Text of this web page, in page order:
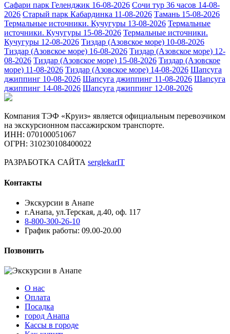
Сафари парк Геленджик 16-08-2026 Сочи тур 36 часов 14-08-
2026 Старый парк Кабардинка 11-08-2026 Тамань 15-08-2026
Термальные источники. Кучугуры 13-08-2026 Термальные
источники. Кучугуры 15-08-2026 Термальные источники.
Кучугуры 12-08-2026 Тиздар (Азовское море) 10-08-2026
Тиздар (Азовское море) 16-08-2026 Тиздар (Азовское море) 12-
08-2026 Тиздар (Азовское море) 15-08-2026 Тиздар (Азовское
море) 11-08-2026 Тиздар (Азовское море) 14-08-2026 Шапсуга
джиппинг 10-08-2026 Шапсуга джиппинг 11-08-2026 Шапсуга
джиппинг 14-08-2026 Шапсуга джиппинг 12-08-2026
Компания ТЭФ «Круиз» является официальным перевозчиком
на экскурсионном пассажирском транспорте.
ИНН: 070100051067
ОГРН: 310230108400022
РАЗРАБОТКА САЙТА serglekarIT
Контакты
Экскурсии в Анапе
г.Анапа, ул.Терская, д.40, оф. 117
8-800-300-26-10
График работы: 09.00-20.00
Позвонить
О нас
Оплата
Посадка
город Анапа
Кассы в городе